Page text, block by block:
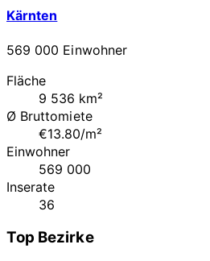
Kärnten
569 000 Einwohner
Fläche
9 536 km²
Ø Bruttomiete
€13.80/m²
Einwohner
569 000
Inserate
36
Top Bezirke